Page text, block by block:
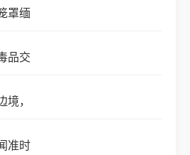
罩缅
品交
境，
准时